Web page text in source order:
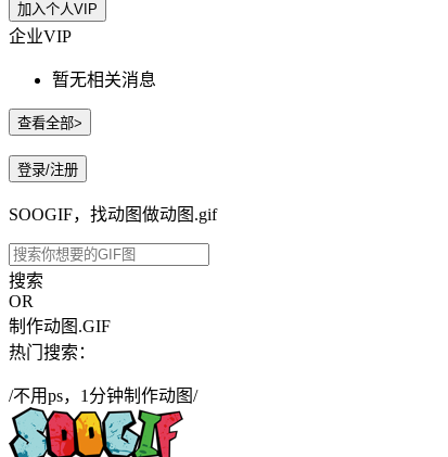
加入个人VIP
企业VIP
暂无相关消息
查看全部>
登录/注册
SOOGIF，找动图做动图.gif
搜索
OR
制作动图.GIF
热门搜索：
/不用ps，1分钟制作动图/